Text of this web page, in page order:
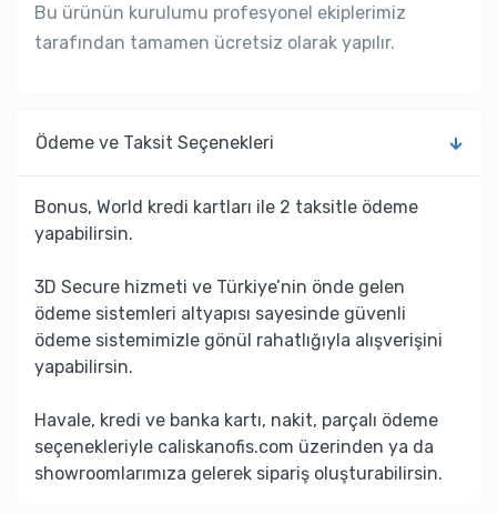
Bu ürünün kurulumu profesyonel ekiplerimiz
tarafından tamamen ücretsiz olarak yapılır.
Ödeme ve Taksit Seçenekleri
Bonus, World kredi kartları ile 2 taksitle ödeme
yapabilirsin.
3D Secure hizmeti ve Türkiye’nin önde gelen
ödeme sistemleri altyapısı sayesinde güvenli
ödeme sistemimizle gönül rahatlığıyla alışverişini
yapabilirsin.
Havale, kredi ve banka kartı, nakit, parçalı ödeme
seçenekleriyle caliskanofis.com üzerinden ya da
showroomlarımıza gelerek sipariş oluşturabilirsin.